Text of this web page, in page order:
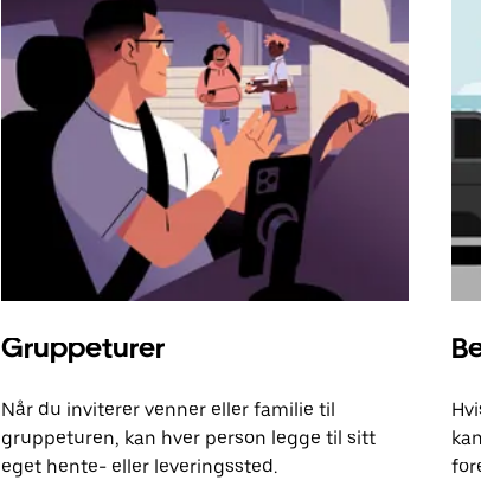
Gruppeturer
Når du inviterer venner eller familie til
gruppeturen, kan hver person legge til sitt
eget hente- eller leveringssted.